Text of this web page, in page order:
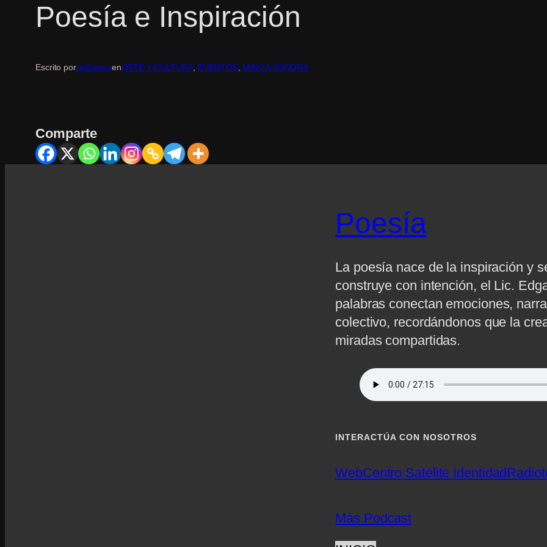
Poesía e Inspiración
Escrito porradiotecaenARTE Y CULTURA, EVENTOS, MINGA SONORA
Comparte
Poesía
La poesía nace de la inspiración y
construye con intención, el Lic.
palabras conectan emociones,
colectivo, recordándonos que la
miradas compartidas.
INTERACTÚA CON NOSOTROS
WebCentro Satélite Identidad
Más Podcast